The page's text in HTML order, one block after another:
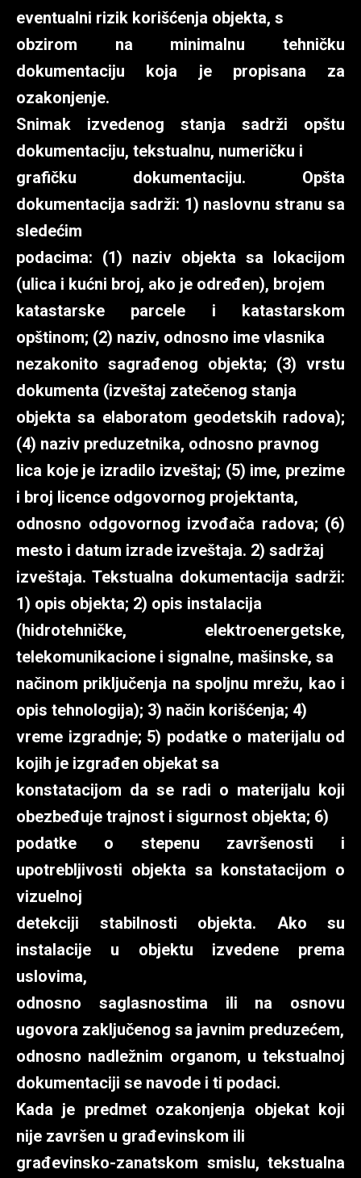
eventualni rizik korišćenja objekta, s
obzirom na minimalnu tehničku
dokumentaciju koja je propisana za
ozakonjenje.
Snimak izvedenog stanja sadrži opštu
dokumentaciju, tekstualnu, numeričku i
grafičku dokumentaciju. Opšta
dokumentacija sadrži: 1) naslovnu stranu sa
sledećim
podacima: (1) naziv objekta sa lokacijom
(ulica i kućni broj, ako je određen), brojem
katastarske parcele i katastarskom
opštinom; (2) naziv, odnosno ime vlasnika
nezakonito sagrađenog objekta; (3) vrstu
dokumenta (izveštaj zatečenog stanja
objekta sa elaboratom geodetskih radova);
(4) naziv preduzetnika, odnosno pravnog
lica koje je izradilo izveštaj; (5) ime, prezime
i broj licence odgovornog projektanta,
odnosno odgovornog izvođača radova; (6)
mesto i datum izrade izveštaja. 2) sadržaj
izveštaja. Tekstualna dokumentacija sadrži:
1) opis objekta; 2) opis instalacija
(hidrotehničke, elektroenergetske,
telekomunikacione i signalne, mašinske, sa
načinom priključenja na spoljnu mrežu, kao i
opis tehnologija); 3) način korišćenja; 4)
vreme izgradnje; 5) podatke o materijalu od
kojih je izgrađen objekat sa
konstatacijom da se radi o materijalu koji
obezbeđuje trajnost i sigurnost objekta; 6)
podatke o stepenu završenosti i
upotrebljivosti objekta sa konstatacijom o
vizuelnoj
detekciji stabilnosti objekta. Ako su
instalacije u objektu izvedene prema
uslovima,
odnosno saglasnostima ili na osnovu
ugovora zaključenog sa javnim preduzećem,
odnosno nadležnim organom, u tekstualnoj
dokumentaciji se navode i ti podaci.
Kada je predmet ozakonjenja objekat koji
nije završen u građevinskom ili
građevinsko-zanatskom smislu, tekstualna